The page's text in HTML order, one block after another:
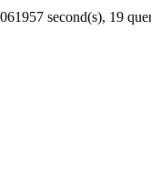
second(s), 19